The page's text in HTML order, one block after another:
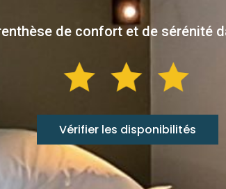
de confort et de sérénité
Vérifier les disponibilités